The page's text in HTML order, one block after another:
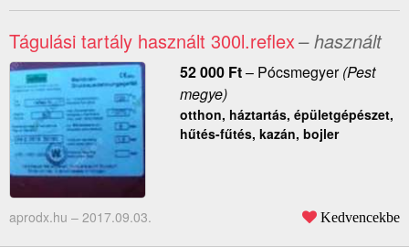
Tágulási tartály használt 300l.reflex– használt
52 000 Ft– Pócsmegyer(Pest
megye)
otthon, háztartás, épületgépészet,
hűtés-fűtés, kazán, bojler
aprodx.hu – 2017.09.03. Kedvencekbe